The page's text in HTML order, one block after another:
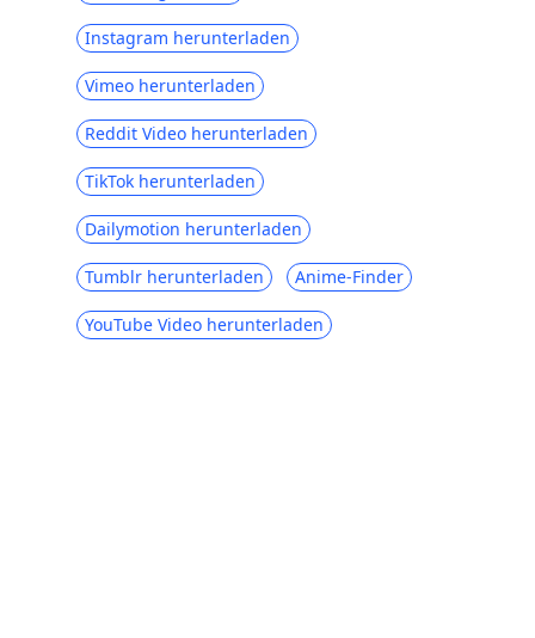
Instagram herunterladen
Vimeo herunterladen
Reddit Video herunterladen
TikTok herunterladen
Dailymotion herunterladen
Tumblr herunterladen Anime-Finder
YouTube Video herunterladen